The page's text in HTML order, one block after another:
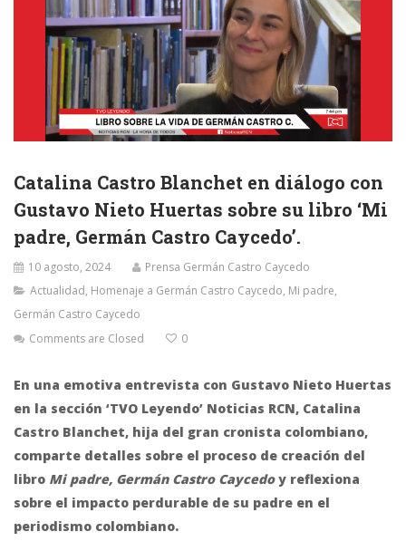
Catalina Castro Blanchet en diálogo con
Gustavo Nieto Huertas sobre su libro ‘Mi
padre, Germán Castro Caycedo’.
10 agosto, 2024
Prensa Germán Castro Caycedo
Actualidad, Homenaje a Germán Castro Caycedo, Mi padre,
Germán Castro Caycedo
Comments are Closed
0
En una emotiva entrevista con Gustavo Nieto Huertas
en la sección ‘TVO Leyendo’ Noticias RCN, Catalina
Castro Blanchet, hija del gran cronista colombiano,
comparte detalles sobre el proceso de creación del
libro Mi padre, Germán Castro Caycedoy reflexiona
sobre el impacto perdurable de su padre en el
periodismo colombiano.